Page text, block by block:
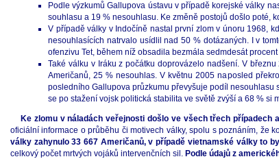
Podle výzkumů Gallupova ústavu v případě korejské války
souhlasu a 19 % nesouhlasu. Ke změně postojů došlo poté,
V případě války v Indočíně nastal první zlom v únoru 1968,
nesouhlasících natrvalo usídlil nad 50 % dotázaných. I v
ofenzivu Tet, během níž obsadila bezmála sedmdesát
Také válku v Iráku z počátku doprovázelo nadšení. V
Američanů, 25 % nesouhlas. V květnu 2005 naposled
posledního Gallupova průzkumu převyšuje podíl nesouhlasu
se po stažení vojsk politická stabilita ve světě zvýší a 68 % si
Ke zlomu v náladách veřejnosti došlo ve všech třech
oficiální informace o průběhu či motivech války, spolu s poznáním, že
války zahynulo 33 667 Američanů, v případě vietnamské války to
celkový počet mrtvých vojáků intervenčních sil. Podle údajů z